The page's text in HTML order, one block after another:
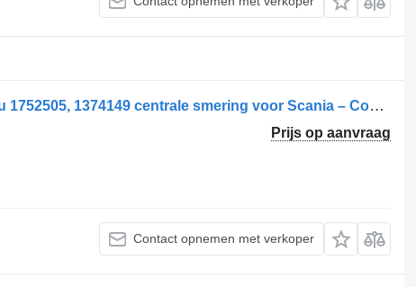
Pompa Centrală de Lubrifiere pentru 1752505, 1374149 centrale smering voor Scania – Coduri vrachtwagen
Prijs op aanvraag
Contact opnemen met verkoper